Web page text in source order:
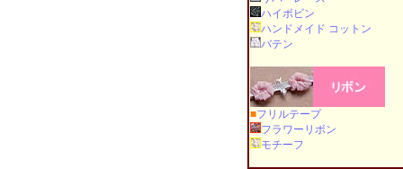
ハイボビン
ハンドメイド コットン
バテン
■フリルテープ
フラワーリボン
モチーフ